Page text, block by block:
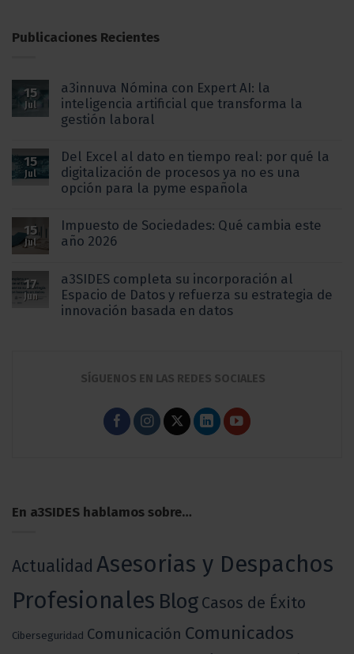
Publicaciones Recientes
15
Jul
a3innuva Nómina con Expert AI: la
inteligencia artificial que transforma la
gestión laboral
15
Jul
Del Excel al dato en tiempo real: por qué la
digitalización de procesos ya no es una
opción para la pyme española
15
Jul
Impuesto de Sociedades: Qué cambia este
año 2026
17
Jun
a3SIDES completa su incorporación al
Espacio de Datos y refuerza su estrategia de
innovación basada en datos
SÍGUENOS EN LAS REDES SOCIALES
En a3SIDES hablamos sobre…
Actualidad Asesorias y Despachos
Profesionales Blog Casos de Éxito
Ciberseguridad Comunicación Comunicados